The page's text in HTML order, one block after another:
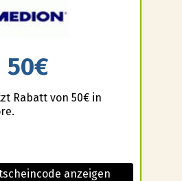
50€
Rabatt von 50€ in
anzeigen